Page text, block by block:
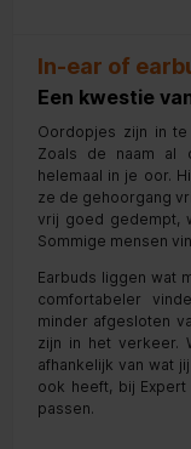
In-ear of
Een kwestie
Oordopjes zijn in
Zoals de naam al
helemaal in je oor.
ze de gehoorgang
vrij goed gedempt,
Sommige mensen
Earbuds liggen wat
comfortabeler
minder afgesloten
zijn in het verkeer.
afhankelijk van wat
ook heeft, bij
passen.